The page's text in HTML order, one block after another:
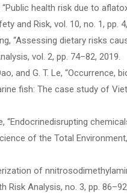
“Public health risk due to
and Risk, vol. 10, no. 1, pp.
“Assessing dietary risks
vol. 2, pp. 74–82, 2019.
and G. T. Le, “Occurrence,
fish: The case study of
“Endocrinedisrupting
of the Total
of
Analysis, no. 3, pp.